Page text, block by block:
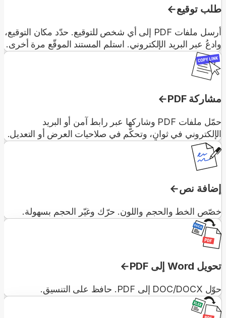
طلب توقيع
أرسل ملفات PDF إلى أي شخص للتوقيع. حدّد مكان التوقيع،
وادعُ عبر البريد الإلكتروني. استلم المستند الموقّع مرة أخرى.
مشاركة PDF
حمّل ملفات PDF وشاركها عبر رابط آمن أو البريد
الإلكتروني في ثوانٍ، وتحكّم في صلاحيات العرض أو التعديل.
إضافة نص
خصّص الخط والحجم واللون. حرّك وغيّر الحجم بسهولة.
تحويل Word إلى PDF
حوّل DOC/DOCX إلى PDF. حافظ على التنسيق.